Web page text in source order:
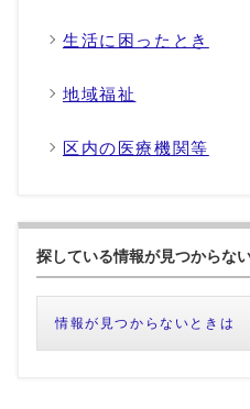
生活に困ったとき
地域福祉
区内の医療機関等
探している情報が見つからな
情報が見つからないときは